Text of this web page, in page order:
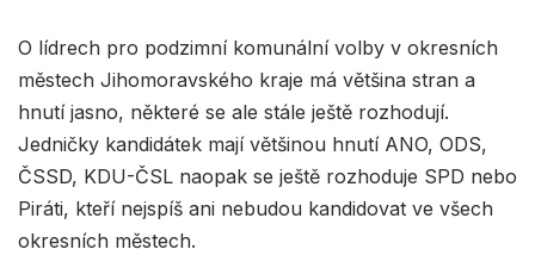
O lídrech pro podzimní komunální volby v okresních
městech Jihomoravského kraje má většina stran a
hnutí jasno, některé se ale stále ještě rozhodují.
Jedničky kandidátek mají většinou hnutí ANO, ODS,
ČSSD, KDU-ČSL naopak se ještě rozhoduje SPD nebo
Piráti, kteří nejspíš ani nebudou kandidovat ve všech
okresních městech.